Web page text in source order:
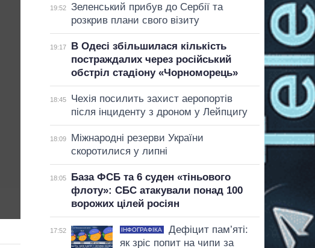
19:52
Зеленський прибув до Сербії та
розкрив плани свого візиту
19:17
В Одесі збільшилася кількість
постраждалих через російський
обстріл стадіону «Чорноморець»
18:45
Чехія посилить захист аеропортів
після інциденту з дроном у Лейпцигу
18:09
Міжнародні резерви України
скоротилися у липні
18:05
База ФСБ та 6 суден «тіньового
флоту»: СБС атакували понад 100
ворожих цілей росіян
17:52 ІНФОГРАФІКА
Дефіцит пам’яті:
як зріс попит на чипи за